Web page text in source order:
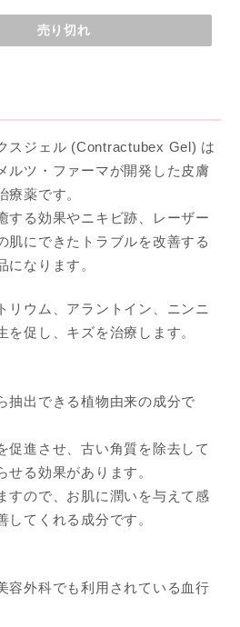
売り切れ
スジェル (Contractubex Gel) は
ルツ・ファーマが開発した皮膚
療薬です。
する効果やニキビ跡、レーザー
肌にできたトラブルを改善する
になります。
リウム、アラントイン、ニンニ
を促し、キズを治療します。
抽出できる植物由来の成分で
促進させ、古い角質を除去して
せる効果があります。
すので、お肌に潤いを与えて感
てくれる成分です。
容外科でも利用されている血行